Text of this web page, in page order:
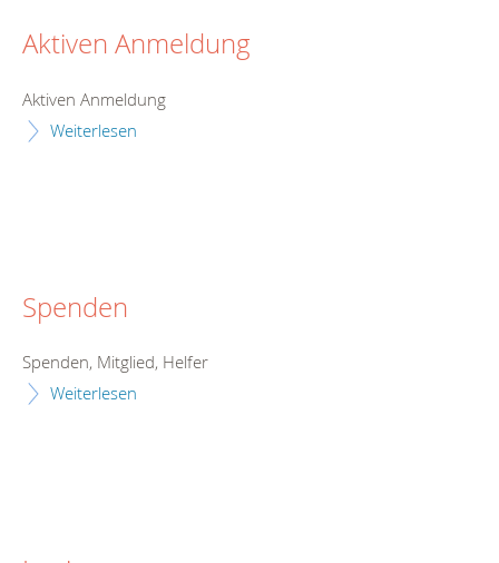
Aktiven Anmeldung
Aktiven Anmeldung
Weiterlesen
Spenden
Spenden, Mitglied, Helfer
Weiterlesen